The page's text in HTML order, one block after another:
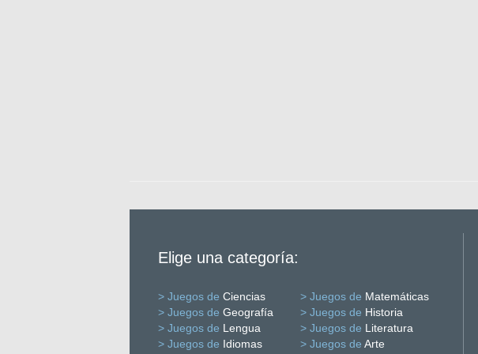
Elige una categoría:
> Juegos de Ciencias > Juegos de Matemáticas
> Juegos de Geografía > Juegos de Historia
> Juegos de Lengua > Juegos de Literatura
> Juegos de Idiomas > Juegos de Arte